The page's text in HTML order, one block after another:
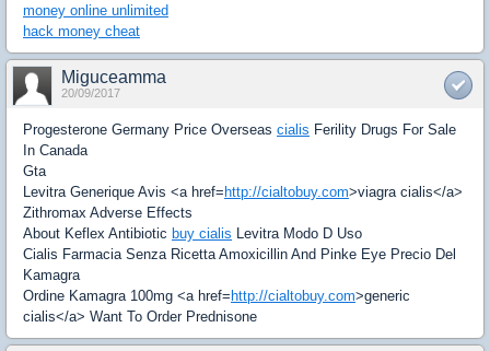
money online unlimited
hack money cheat
Miguceamma
20/09/2017
Progesterone Germany Price Overseas cialis Ferility Drugs For Sale
In Canada
Gta
Levitra Generique Avis <a href= http://cialtobuy.com>viagra cialis</a>
Zithromax Adverse Effects
About Keflex Antibiotic buy cialis Levitra Modo D Uso
Cialis Farmacia Senza Ricetta Amoxicillin And Pinke Eye Precio Del
Kamagra
Ordine Kamagra 100mg <a href= http://cialtobuy.com>generic
cialis</a> Want To Order Prednisone